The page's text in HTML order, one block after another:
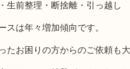
生前整理・断捨離・引っ越し
スは年々増加傾向です。
たお困りの方からのご依頼も大